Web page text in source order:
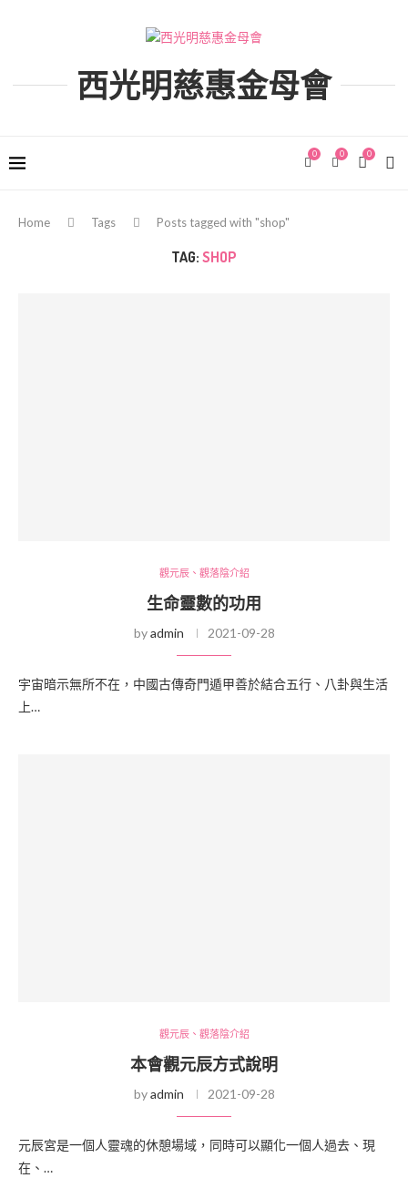
西光明慈惠金母會
0
0
0
Home Tags Posts tagged with "shop"
TAG: SHOP
觀元辰、觀落陰介紹
生命靈數的功用
byadmin 2021-09-28
宇宙暗示無所不在，中國古傳奇門遁甲善於結合五行、八卦與生活
上…
觀元辰、觀落陰介紹
本會觀元辰方式說明
byadmin 2021-09-28
元辰宮是一個人靈魂的休憩場域，同時可以顯化一個人過去、現
在、…